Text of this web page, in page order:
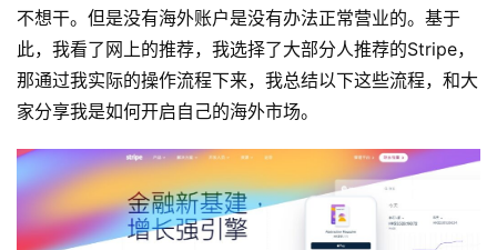
不想干。但是没有海外账户是没有办法正常营业的。基于
此，我看了网上的推荐，我选择了大部分人推荐的Stripe，
那通过我实际的操作流程下来，我总结以下这些流程，和大
家分享我是如何开启自己的海外市场。